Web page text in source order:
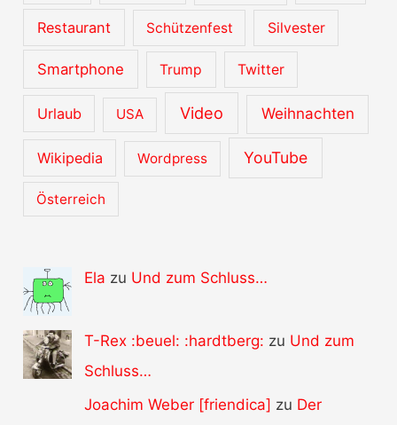
Restaurant Schützenfest Silvester
Smartphone Trump Twitter
Urlaub USA Video Weihnachten
Wikipedia Wordpress YouTube
Österreich
Ela zu Und zum Schluss…
T-Rex :beuel: :hardtberg: zu Und zum
Schluss…
Joachim Weber [friendica] zu Der